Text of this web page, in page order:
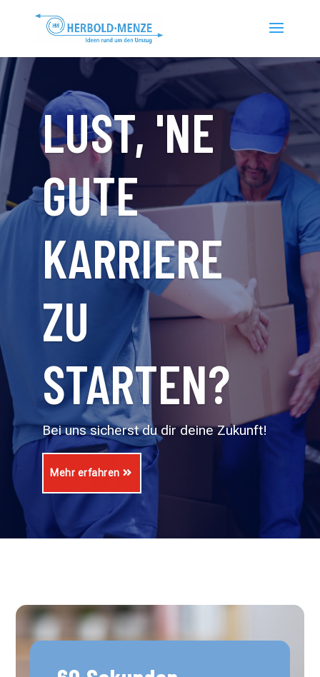
LUST, 'NE
GUTE
KARRIERE
ZU
STARTEN?
Bei uns sicherst du dir deine Zukunft!
Mehr erfahren